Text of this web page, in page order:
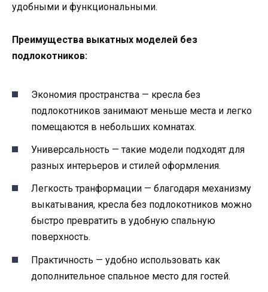
удобными и функциональными.
Преимущества выкатных моделей без
подлокотников:
Экономия пространства — кресла без
подлокотников занимают меньше места и легко
помещаются в небольших комнатах.
Универсальность — такие модели подходят для
разных интерьеров и стилей оформления.
Легкость транформации — благодаря механизму
выкатывания, кресла без подлокотников можно
быстро превратить в удобную спальную
поверхность.
Практичность — удобно использовать как
дополнительное спальное место для гостей.